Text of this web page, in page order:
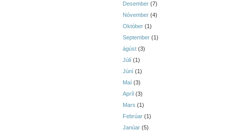
Desember (7)
Nóvember (4)
Október (1)
September (1)
ágúst (3)
Júlí (1)
Júní (1)
Maí (3)
Apríl (3)
Mars (1)
Febrúar (1)
Janúar (5)